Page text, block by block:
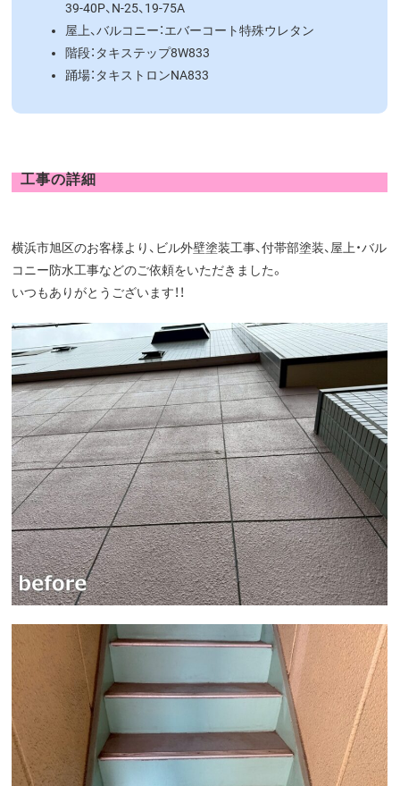
39-40P、N-25、19-75A
屋上、バルコニー：エバーコート特殊ウレタン
階段：タキステップ8W833
踊場：タキストロンNA833
工事の詳細
横浜市旭区のお客様より、ビル外壁塗装工事、付帯部塗装、屋上・バル
コニー防水工事などのご依頼をいただきました。
いつもありがとうございます！！